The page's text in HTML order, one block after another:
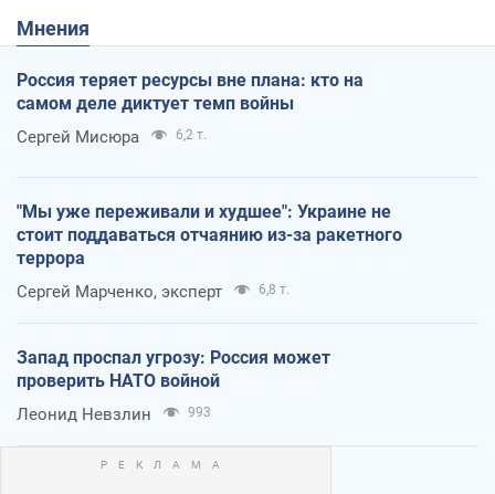
Мнения
Россия теряет ресурсы вне плана: кто на
самом деле диктует темп войны
Сергей Мисюра 6,2 т.
"Мы уже переживали и худшее": Украине не
стоит поддаваться отчаянию из-за ракетного
террора
Сергей Марченко, эксперт 6,8 т.
Запад проспал угрозу: Россия может
проверить НАТО войной
Леонид Невзлин 993